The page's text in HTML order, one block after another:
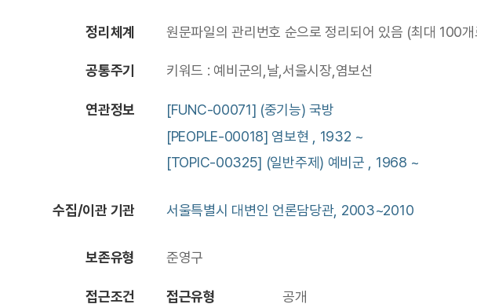
정리체계 원문파일의 관리번호 순으로 정리되어 있음 (최대 100
공통주기 키워드 : 예비군의,날,서울시장,염보선
연관정보
[FUNC-00071] (중기능) 국방
[PEOPLE-00018] 염보현 , 1932 ~
[TOPIC-00325] (일반주제) 예비군 , 1968 ~
수집/이관 기관 서울특별시 대변인 언론담당관, 2003~2010
보존유형 준영구
접근조건 접근유형 공개